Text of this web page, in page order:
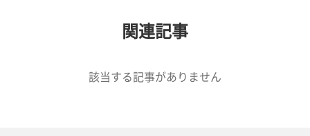
関連記事
該当する記事がありません